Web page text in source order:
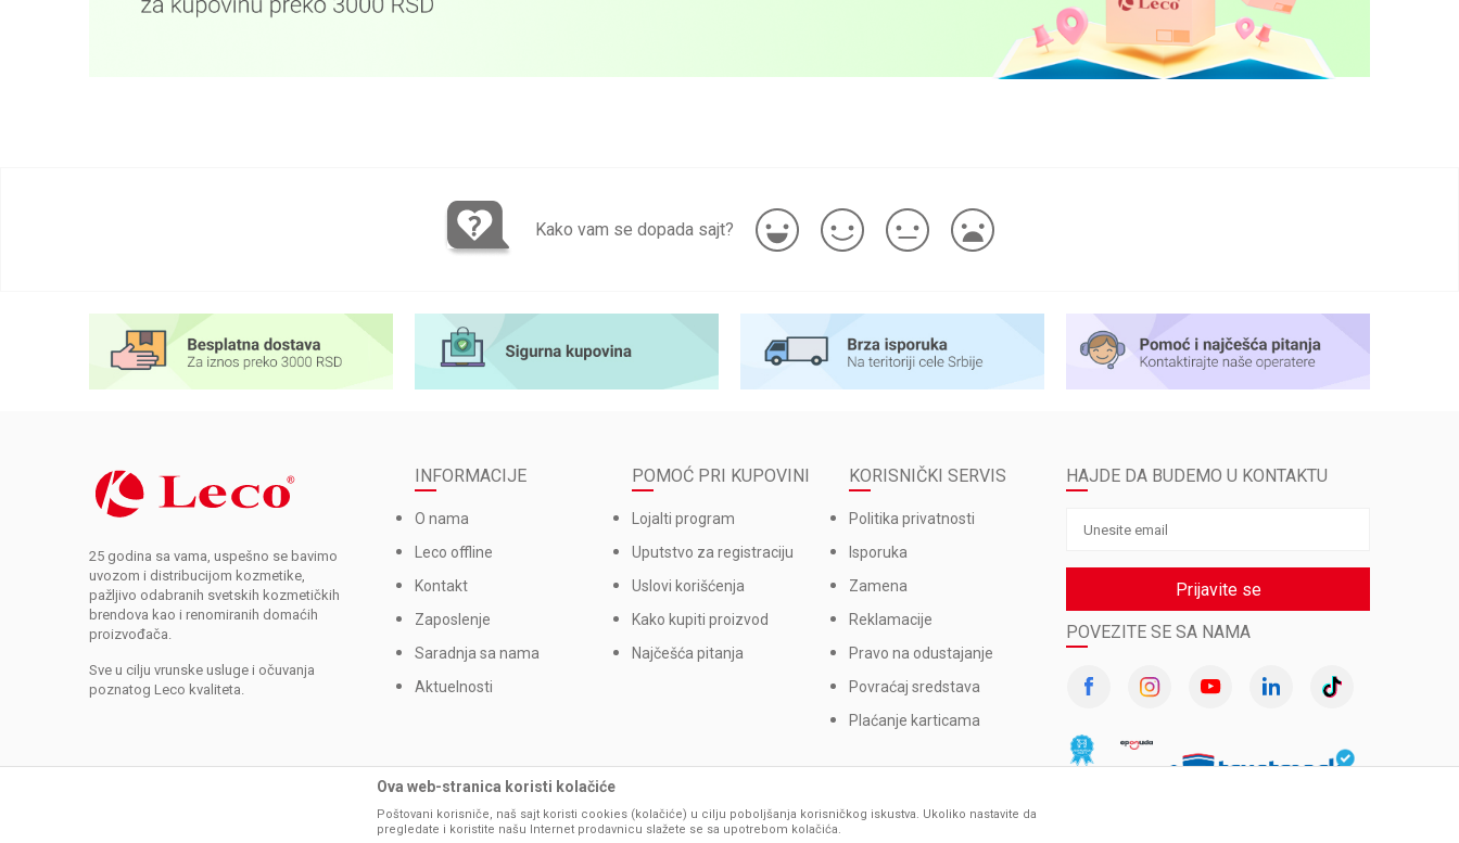
Kako vam se dopada sajt?
25 godina sa vama, uspešno se bavimo
uvozom i distribucijom kozmetike,
pažljivo odabranih svetskih kozmetičkih
brendova kao i renomiranih domaćih
proizvođača.
Sve u cilju vrunske usluge i očuvanja
poznatog Leco kvaliteta.
INFORMACIJE
O nama
Leco offline
Kontakt
Zaposlenje
Saradnja sa nama
Aktuelnosti
POMOĆ PRI KUPOVINI
Lojalti program
Uputstvo za registraciju
Uslovi korišćenja
Kako kupiti proizvod
Najčešća pitanja
KORISNIČKI SERVIS
Politika privatnosti
Isporuka
Zamena
Reklamacije
Pravo na odustajanje
Povraćaj sredstava
Plaćanje karticama
HAJDE DA BUDEMO U KONTAKTU
Prijavite se
POVEZITE SE SA NAMA
Ova web-stranica koristi kolačiće
Poštovani korisniče, naš sajt koristi cookies (kolačiće) u cilju poboljšanja korisničkog iskustva. Ukoliko nastavite da
pregledate i koristite našu Internet prodavnicu slažete se sa upotrebom kolačića.